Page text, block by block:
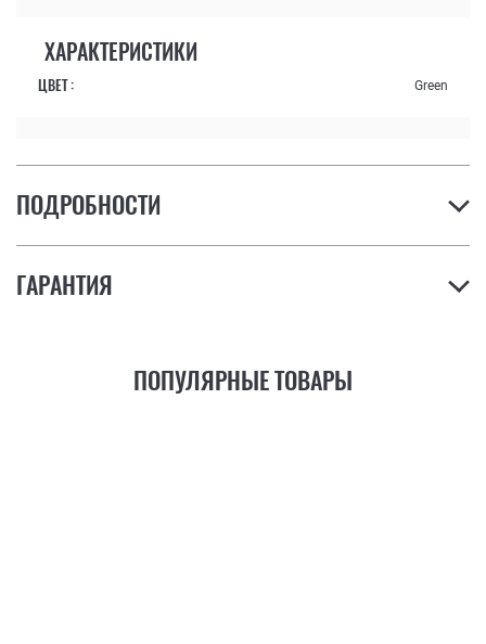
ХАРАКТЕРИСТИКИ
ЦВЕТ : Green
ПОДРОБНОСТИ
ГАРАНТИЯ
ПОПУЛЯРНЫЕ ТОВАРЫ